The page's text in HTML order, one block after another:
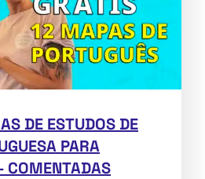
DE ESTUDOS DE
PARA
COMENTADAS